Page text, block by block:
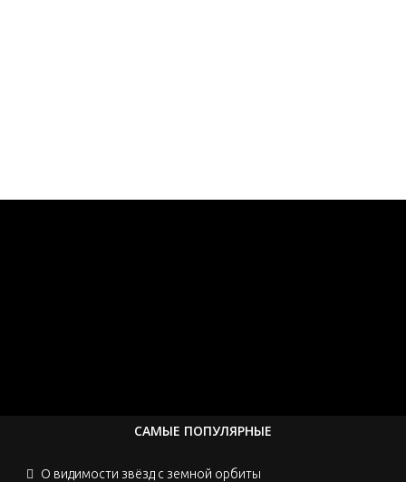
САМЫЕ ПОПУЛЯРНЫЕ
О видимости звёзд с земной орбиты